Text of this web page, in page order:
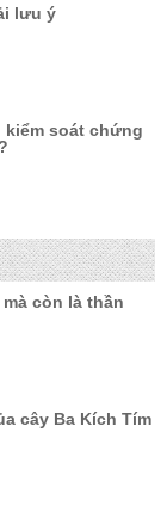
lưu ý
soát chứng
còn là thần
cây Ba Kích Tím